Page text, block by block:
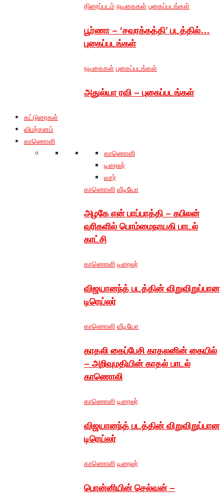
திரைப்படம் நடிகைகள் புகைப்படங்கள்
பூர்ணா – ‘சவரக்கத்தி’ படத்தில்…
புகைப்படங்கள்
நடிகைகள் புகைப்படங்கள்
அதுல்யா ரவி – புகைப்படங்கள்
கட்டுரைகள்
விமர்சனம்
காணொளி
காணொளி
டிரைலர்
டீசர்
காணொளி வீடியோ
அழகே என் பாப்பாத்தி – கபிலன்
வரிகளில் பொம்மைநாயகி பாடல்
காட்சி
காணொளி டிரைலர்
விஜயானந்த் படத்தின் விறுவிறுப்பான
டிரெய்லர்
காணொளி வீடியோ
காதலி கைப்பேசி காதலனின் கையில்
– அறிவுமதியின் காதல் பாடல்
காணொலி
காணொளி டிரைலர்
விஜயானந்த் படத்தின் விறுவிறுப்பான
டிரெய்லர்
காணொளி டிரைலர்
பொன்னியின் செல்வன் –